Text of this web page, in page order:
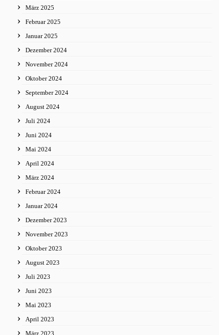
März 2025
Februar 2025
Januar 2025
Dezember 2024
November 2024
Oktober 2024
September 2024
August 2024
Juli 2024
Juni 2024
Mai 2024
April 2024
März 2024
Februar 2024
Januar 2024
Dezember 2023
November 2023
Oktober 2023
August 2023
Juli 2023
Juni 2023
Mai 2023
April 2023
März 2023